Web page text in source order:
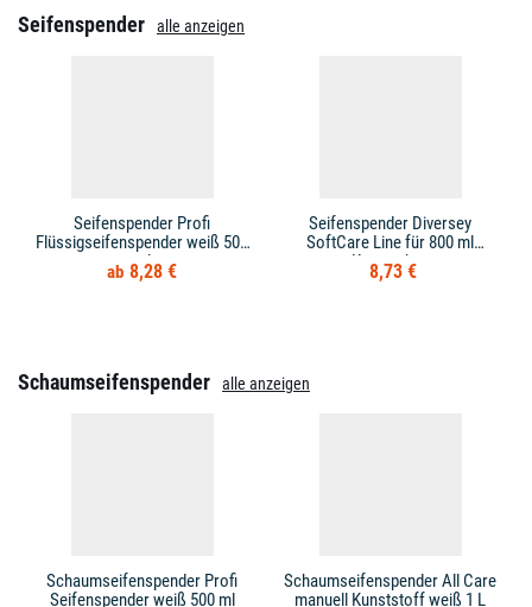
Seifenspender alle anzeigen
Seifenspender Profi
Flüssigseifenspender weiß 500
ml
8,28 €
Seifenspender Diversey
SoftCare Line für 800 ml
Kartuschen
8,73 €
Schaumseifenspender alle anzeigen
Schaumseifenspender Profi
Seifenspender weiß 500 ml
Schaumseifenspender All Care
manuell Kunststoff weiß 1 L